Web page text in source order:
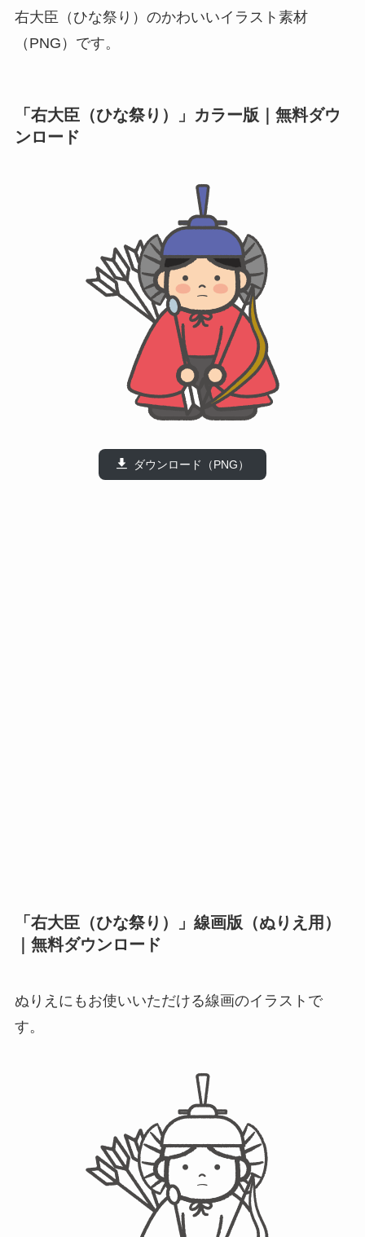
右大臣（ひな祭り）のかわいいイラスト素材
（PNG）です。
「右大臣（ひな祭り）」カラー版｜無料ダウ
ンロード
ダウンロード（PNG）
「右大臣（ひな祭り）」線画版（ぬりえ用）
｜無料ダウンロード
ぬりえにもお使いいただける線画のイラストで
す。